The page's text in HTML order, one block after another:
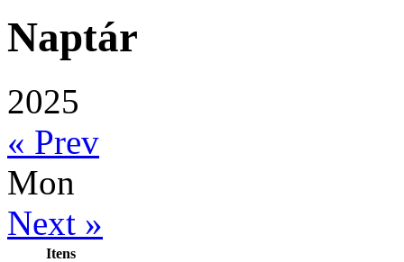
Naptár
2025
« Prev
Mon
Next »
Itens